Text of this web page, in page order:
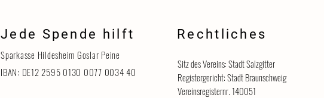
Jede Spende hilft
Sparkasse Hildesheim Goslar Peine
IBAN: DE12 2595 0130 0077 0034 40
Rechtliches
Sitz des Vereins: Stadt Salzgitter
Registergericht: Stadt Braunschweig
Vereinsregisternr. 140051